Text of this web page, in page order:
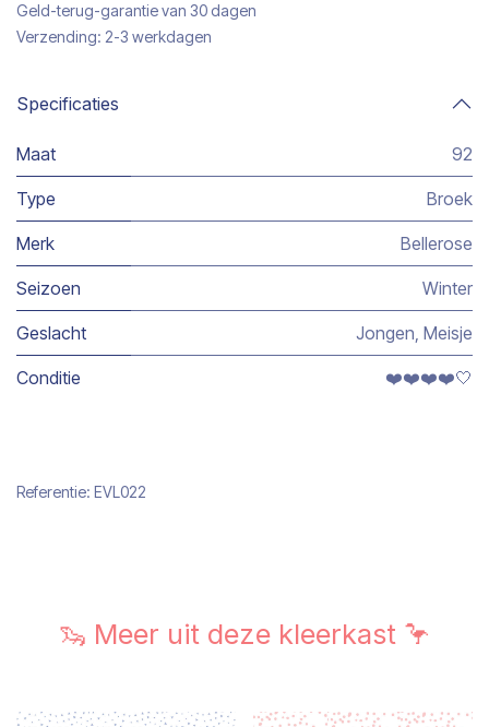
Geld-terug-garantie van 30 dagen
Verzending: 2-3 werkdagen
Specificaties
Maat 92
Type Broek
Merk Bellerose
Seizoen Winter
Geslacht Jongen, Meisje
Conditie ❤️❤️❤️❤️🤍
Referentie: EVL022
🦦 Meer uit deze kleerkast 🦩